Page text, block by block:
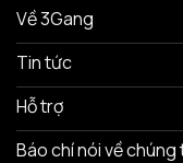
Về 3Gang
Tin tức
Hỗ trợ
Báo chí nói về chúng